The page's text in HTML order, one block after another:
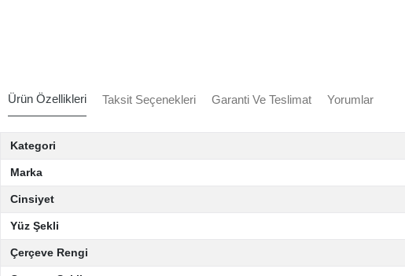
Ürün Özellikleri Taksit Seçenekleri Garanti Ve Teslimat Yorumlar
Kategori
Marka
Cinsiyet
Yüz Şekli
Çerçeve Rengi